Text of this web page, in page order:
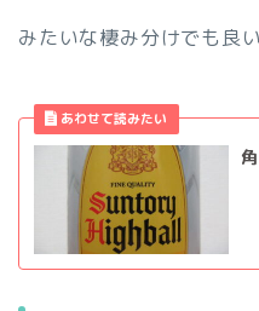
みたいな棲み分けでも良